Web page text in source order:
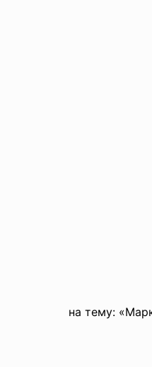
на тему: